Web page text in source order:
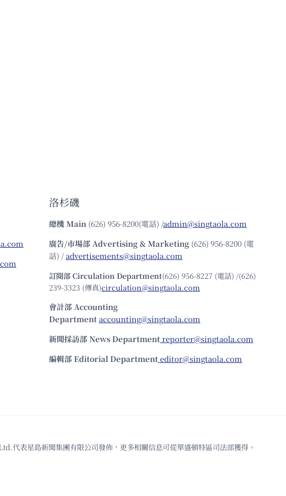
洛杉磯
總機Main (626) 956-8200(電話) /admin@singtaola.com
廣告/市場部Advertising & Marketing (626) 956-8200 (電
話) /advertisements@singtaola.com
訂閱部 Circulation Department(626) 956-8227 (電話) /(626)
239-3323 (傳真)circulation@singtaola.com
會計部 Accounting
Departmentaccounting@singtaola.com
新聞採訪部 News Departmentreporter@singtaola.com
編輯部 Editorial Departmenteditor@singtaola.com
表星島新聞集團有限公司發佈，更多相關信息可從華盛頓特區司法部獲得。